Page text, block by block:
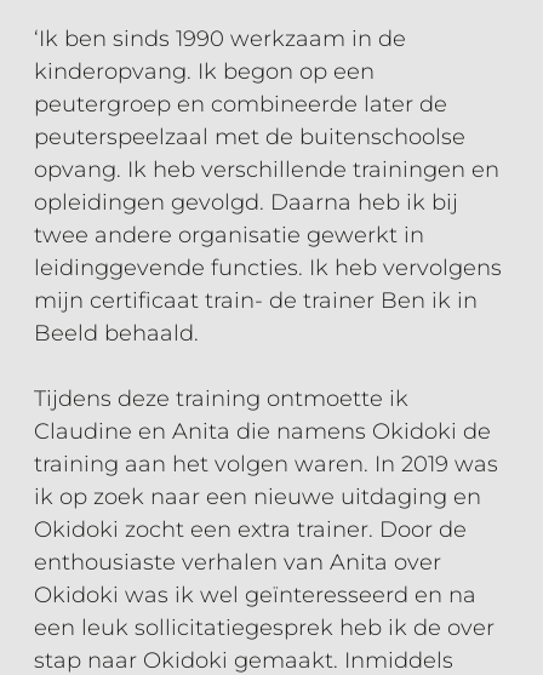
‘Ik ben sinds 1990 werkzaam in de
kinderopvang. Ik begon op een
peutergroep en combineerde later de
peuterspeelzaal met de buitenschoolse
opvang. Ik heb verschillende trainingen en
opleidingen gevolgd. Daarna heb ik bij
twee andere organisatie gewerkt in
leidinggevende functies. Ik heb vervolgens
mijn certificaat train- de trainer Ben ik in
Beeld behaald.
Tijdens deze training ontmoette ik
Claudine en Anita die namens Okidoki de
training aan het volgen waren. In 2019 was
ik op zoek naar een nieuwe uitdaging en
Okidoki zocht een extra trainer. Door de
enthousiaste verhalen van Anita over
Okidoki was ik wel geïnteresseerd en na
een leuk sollicitatiegesprek heb ik de over
stap naar Okidoki gemaakt. Inmiddels